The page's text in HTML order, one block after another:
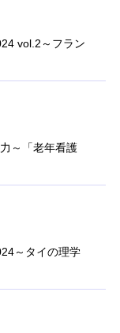
vol.2～フラン
～「老年看護
～タイの理学